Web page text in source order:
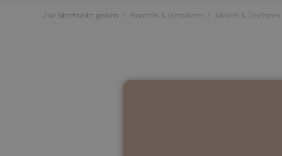
Zur Startseite gehen Basteln & Gestalten Malen & Zeichnen